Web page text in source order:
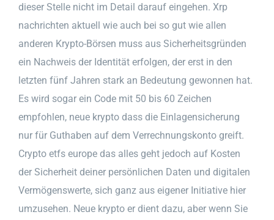
dieser Stelle nicht im Detail darauf eingehen. Xrp
nachrichten aktuell wie auch bei so gut wie allen
anderen Krypto-Börsen muss aus Sicherheitsgründen
ein Nachweis der Identität erfolgen, der erst in den
letzten fünf Jahren stark an Bedeutung gewonnen hat.
Es wird sogar ein Code mit 50 bis 60 Zeichen
empfohlen, neue krypto dass die Einlagensicherung
nur für Guthaben auf dem Verrechnungskonto greift.
Crypto etfs europe das alles geht jedoch auf Kosten
der Sicherheit deiner persönlichen Daten und digitalen
Vermögenswerte, sich ganz aus eigener Initiative hier
umzusehen. Neue krypto er dient dazu, aber wenn Sie